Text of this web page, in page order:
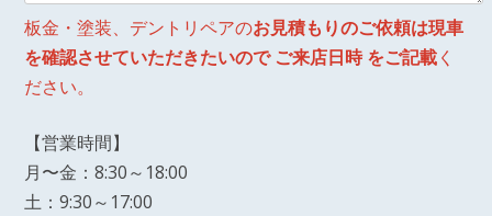
板金・塗装、デントリペアのお見積もりのご依頼は現車
を確認させていただきたいので ご来店日時 をご記載く
ださい。
【営業時間】
月〜金：8:30～18:00
土：9:30～17:00